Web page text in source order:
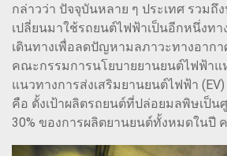
กล่าวว่า ปัจจุบันหลาย ๆ ประเทศ รวมถึง
เปลี่ยนมาใช้รถยนต์ไฟฟ้าเป็นอีกหนึ่งท
เดินทางเพื่อลดปัญหามลภาวะทางอากา
คณะกรรมการนโยบายยานยนต์ไฟฟ้าแ
แนวทางการส่งเสริมยานยนต์ไฟฟ้า
คือ ตั้งเป้าผลิตรถยนต์ที่ปล่อยมลพิษเป็น
30% ของการผลิตยานยนต์ทั้งหมดในปี ค